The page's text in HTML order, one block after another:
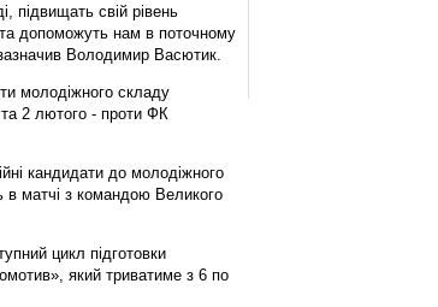
підвищать свій рівень
допоможуть нам в поточному
Володимир Васютик.
молодіжного складу
та 2 лютого - проти ФК
кандидати до молодіжного
матчі з командою Великого
цикл підготовки
який триватиме з 6 по